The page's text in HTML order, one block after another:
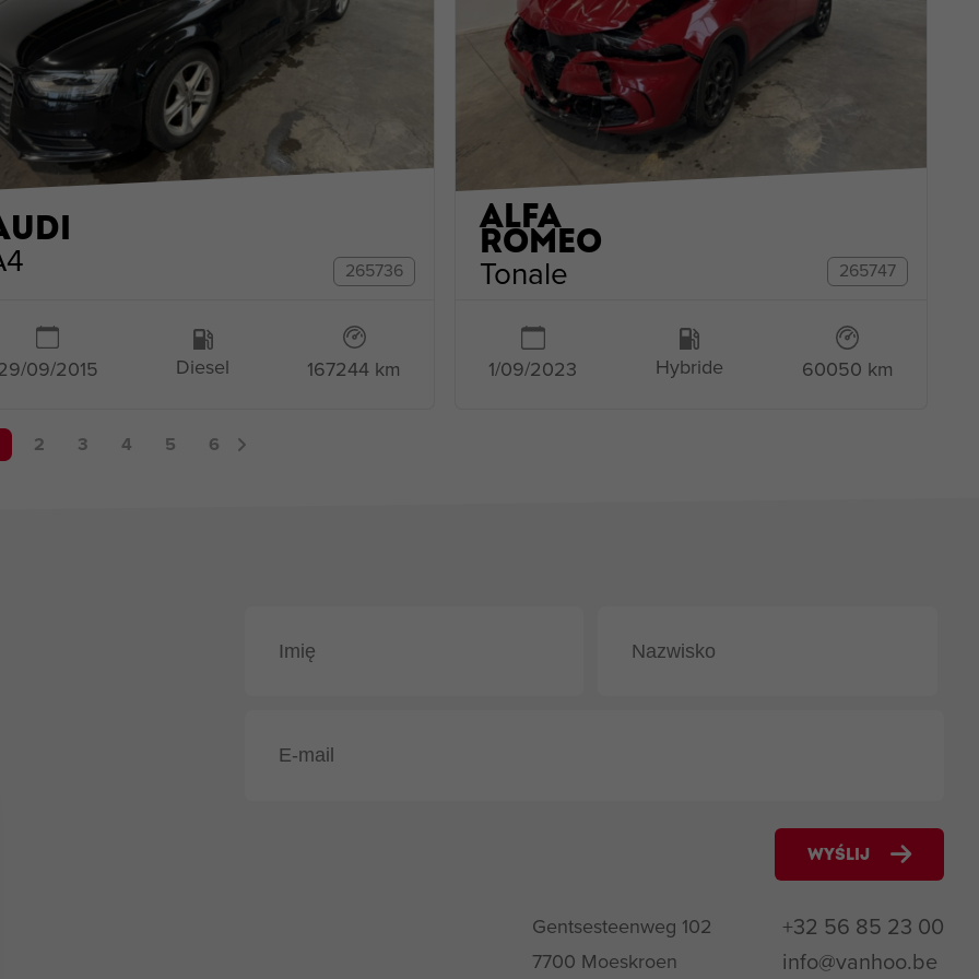
265736
09/2015 Diesel 167244 km
ALFA
ROMEO
Tonale 265747
1/09/2023 Hybride 60050 km
2 3 4 5 6
WYŚLIJ
Gentsesteenweg 102
7700 Moeskroen
+32 56 85 23 00
info@vanhoo.be